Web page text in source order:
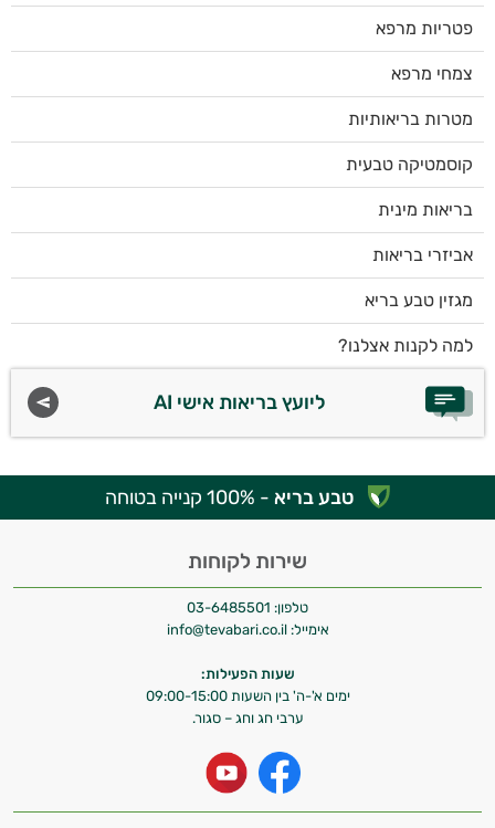
פטריות מרפא
צמחי מרפא
מטרות בריאותיות
קוסמטיקה טבעית
בריאות מינית
אביזרי בריאות
מגזין טבע בריא
למה לקנות אצלנו?
ליועץ בריאות אישי AI
טבע בריא - 100% קנייה בטוחה
שירות לקוחות
טלפון: 03-6485501
אימייל: info@tevabari.co.il
שעות הפעילות:
ימים א'-ה' בין השעות 09:00-15:00
ערבי חג וחג – סגור.